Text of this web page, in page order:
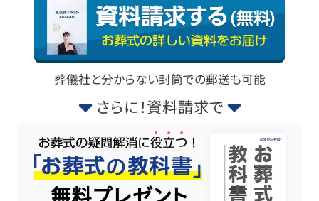
葬儀社と分からない封筒での郵送も可能
さらに！資料請求で